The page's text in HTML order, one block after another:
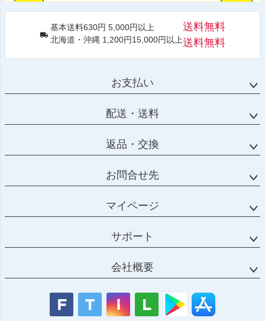
基本送料630円 5,000円以上
北海道・沖縄 1,200円15,000円以上
送料無料
送料無料
お支払い
配送・送料
返品・交換
お問合せ先
マイページ
サポート
会社概要